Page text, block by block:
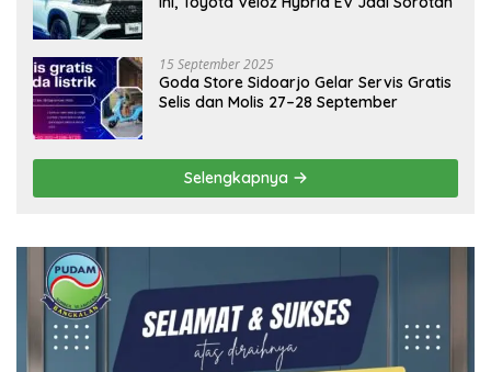
15 September 2025
Goda Store Sidoarjo Gelar Servis Gratis
Selis dan Molis 27–28 September
Selengkapnya